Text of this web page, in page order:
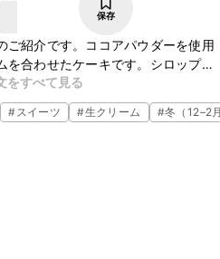
保存
ご紹介です。ココアパウダーを使用
を合わせたケーキです。シロップに
人な味に仕上げました。そのままで
ますが、お好みのフルーツなどを挟
ジが広がりますよ。
をすべて見る
#スイーツ #生クリーム #冬（12–2